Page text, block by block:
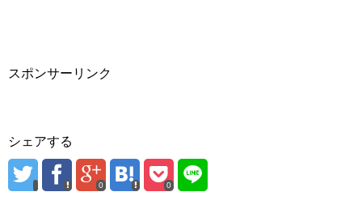
スポンサーリンク
シェアする
0 0